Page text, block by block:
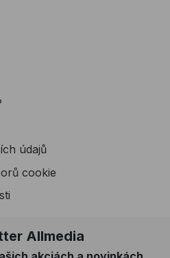
údajů
cookie
Allmedia